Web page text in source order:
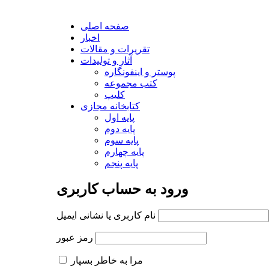
صفحه اصلی
اخبار
تقریرات و مقالات
آثار و تولیدات
پوستر و اینفونگاره
کتب مجموعه
کلیپ
کتابخانه مجازی
پایه اول
پایه دوم
پایه سوم
پایه چهارم
پایه پنجم
ورود به حساب کاربری
نام کاربری یا نشانی ایمیل
رمز عبور
مرا به خاطر بسپار